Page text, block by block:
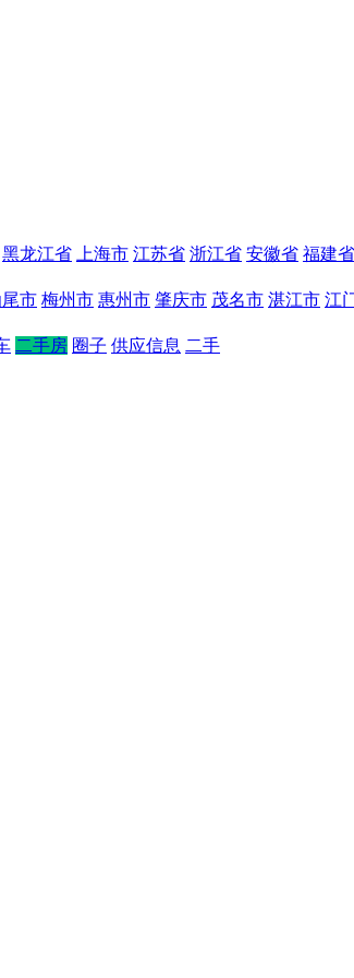
黑龙江省 上海市 江苏省 浙江省 安徽省 福建省
市 梅州市 惠州市 肇庆市 茂名市 湛江市 江
二手房 圈子 供应信息 二手